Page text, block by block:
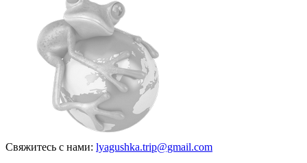
Свяжитесь с нами: lyagushka.trip@gmail.com